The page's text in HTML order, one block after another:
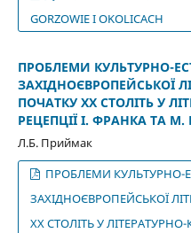
GORZOWIE I OKOLICACH
ПРОБЛЕМИ КУЛЬТУРНО-
ЗАХІДНОЄВРОПЕЙСЬКОЇ
ПОЧАТКУ XX СТОЛІТЬ У
РЕЦЕПЦІЇ І. ФРАНКА ТА
Л.Б. Приймак
ПРОБЛЕМИ КУЛЬТУРНО-
ЗАХІДНОЄВРОПЕЙСЬКОЇ
XX СТОЛІТЬ У